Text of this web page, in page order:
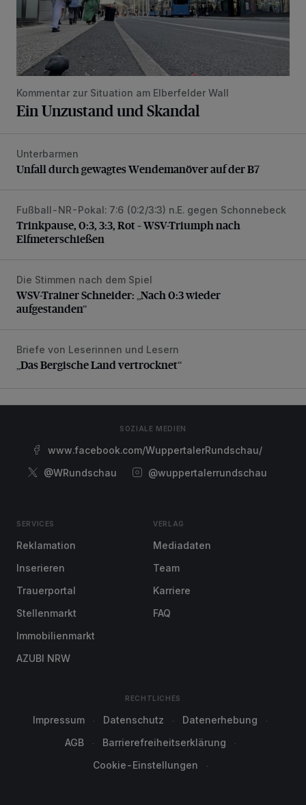
Kommentar zur Situation am Elberfelder Wall
Ein Unzustand und Skandal
Unfall durch gewagtes Wendemanöver auf der B7
Unterbarmen
Unfall durch gewagtes Wendemanöver auf der B7
Trinkpause, 0:3, 3:3, Rot – WSV-Triumph nach
Fußball-NR-Pokal: 7:6 (0:2/3:3) n.E. gegen Schonnebeck
Trinkpause, 0:3, 3:3, Rot – WSV-Triumph nach
Elfmeterschießen
WSV-Trainer Schneider: „Nach 0:3 wieder aufgestanden“
Die Stimmen nach dem Spiel
WSV-Trainer Schneider: „Nach 0:3 wieder
aufgestanden“
„Das Bergische Land vertrocknet“
Briefe von Leserinnen und Lesern
„Das Bergische Land vertrocknet“
SOZIALE MEDIEN
www.facebook.com/WuppertalerRundschau/
@WRundschau
@wuppertalerrundschau
SERVICES
Reklamation
Inserieren
Trauerportal
Stellenmarkt
Immobilienmarkt
AZUBI NRW
VERLAG
Mediadaten
Team
Karriere
FAQ
RECHTLICHES
Impressum Datenschutz
Datenerhebung
AGB
Barrierefreiheitserklärung
Cookie-Einstellungen